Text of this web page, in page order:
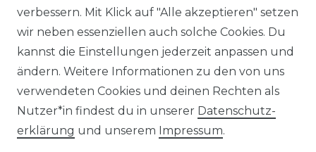
verbessern. Mit Klick auf "Alle akzeptieren" setzen
wir neben essenziellen auch solche Cookies. Du
kannst die Einstellungen jederzeit anpassen und
ändern. Weitere Informationen zu den von uns
verwendeten Cookies und deinen Rechten als
Nutzer*in findest du in unserer Daten­schutz­
erklärung und unserem Impressum.
Barrierefreiheitserklärung Widerrufs­recht